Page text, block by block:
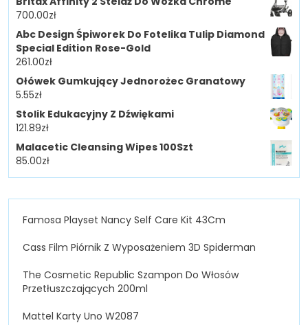
700.00zł
Abc Design Śpiworek Do Fotelika Tulip Diamond
Special Edition Rose-Gold
261.00zł
Ołówek Gumkujący Jednorożec Granatowy
5.55zł
Stolik Edukacyjny Z Dźwiękami
121.89zł
Malacetic Cleansing Wipes 100Szt
85.00zł
Famosa Playset Nancy Self Care Kit 43Cm
Cass Film Piórnik Z Wyposażeniem 3D Spiderman
The Cosmetic Republic Szampon Do Włosów
Przetłuszczających 200ml
Mattel Karty Uno W2087